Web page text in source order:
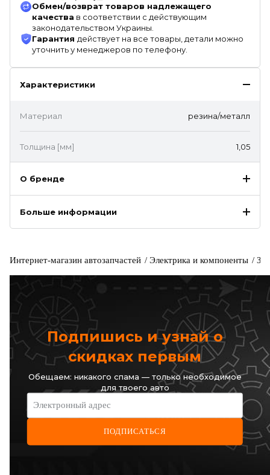
Обмен/возврат товаров надлежащего
качества в соответствии с действующим
законодательством Украины.
Гарантия действует на все товары, детали можно
уточнить у менеджеров по телефону.
Характеристики
Материал резина/металл
Толщина [мм] 1,05
О бренде
Больше информации
Интернет-магазин автозапчастей Электрика и компоненты
Подпишись и узнай о
скидках первым
Обещаем: никакого спама — только необходимое
для твоего авто
Электронный адрес
ПОДПИСАТЬСЯ